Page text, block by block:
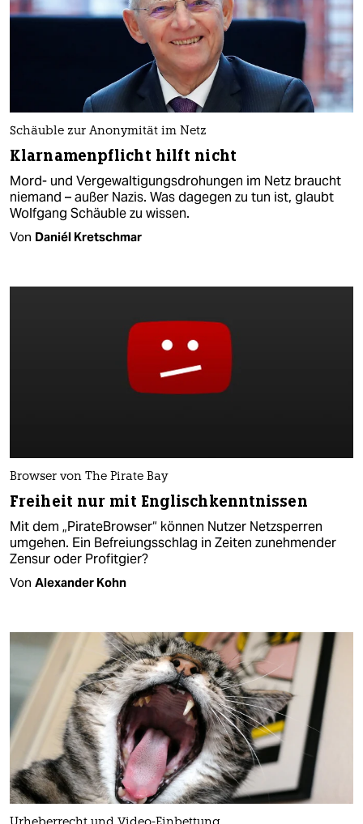
Schäuble zur Anonymität im Netz
Klarnamenpflicht hilft nicht
Mord- und Vergewaltigungsdrohungen im Netz braucht
niemand – außer Nazis. Was dagegen zu tun ist, glaubt
Wolfgang Schäuble zu wissen.
Von Daniél Kretschmar
Browser von The Pirate Bay
Freiheit nur mit Englischkenntnissen
Mit dem „PirateBrowser“ können Nutzer Netzsperren
umgehen. Ein Befreiungsschlag in Zeiten zunehmender
Zensur oder Profitgier?
Von Alexander Kohn